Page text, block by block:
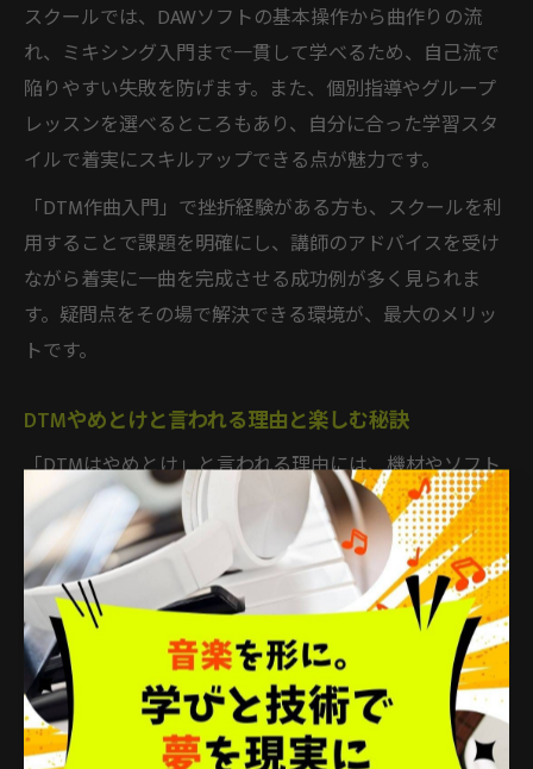
スクールでは、DAWソフトの基本操作から曲作りの流
れ、ミキシング入門まで一貫して学べるため、自己流で
陥りやすい失敗を防げます。また、個別指導やグループ
レッスンを選べるところもあり、自分に合った学習スタ
イルで着実にスキルアップできる点が魅力です。
「DTM作曲入門」で挫折経験がある方も、スクールを利
用することで課題を明確にし、講師のアドバイスを受け
ながら着実に一曲を完成させる成功例が多く見られま
す。疑問点をその場で解決できる環境が、最大のメリッ
トです。
DTMやめとけと言われる理由と楽しむ秘訣
「DTMはやめとけ」と言われる理由には、機材やソフト
の準備にコストがかかることや、独学で挫折しやすい点
が挙げられます。特に最初は操作や音楽理論の壁にぶつ
かりやすく、途中で投げ出してしまう人も少なくありま
せん。しかし、正しい学び方とサポート環境があれば、
DTMは誰でも楽しめる趣味・スキルとなります。
楽しむ秘訣は「完璧を求めすぎず、まずは自分のペース
で小さな達成を積み重ねること」です。DTMスクールや